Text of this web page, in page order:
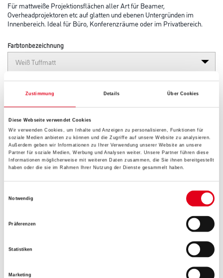
Zustimmung Details Über Cookies
Diese Webseite verwendet Cookies
Wir verwenden Cookies, um Inhalte und Anzeigen zu personalisieren, Funktionen für
soziale Medien anbieten zu können und die Zugriffe auf unsere Website zu analysieren.
Außerdem geben wir Informationen zu Ihrer Verwendung unserer Website an unsere
Partner für soziale Medien, Werbung und Analysen weiter. Unsere Partner führen diese
Informationen möglicherweise mit weiteren Daten zusammen, die Sie ihnen bereitgestellt
haben oder die sie im Rahmen Ihrer Nutzung der Dienste gesammelt haben.
Notwendig
Präferenzen
Statistiken
Marketing
Für mattweiße Projektionsflächen aller Art für Beamer,
Overheadprojektoren etc auf glatten und ebenen Untergründen im
Innenbereich. Ideal für Büro, Konferenzräume oder im Privatbereich.
Farbtonbezeichnung
Glanzgrad
Gebinde